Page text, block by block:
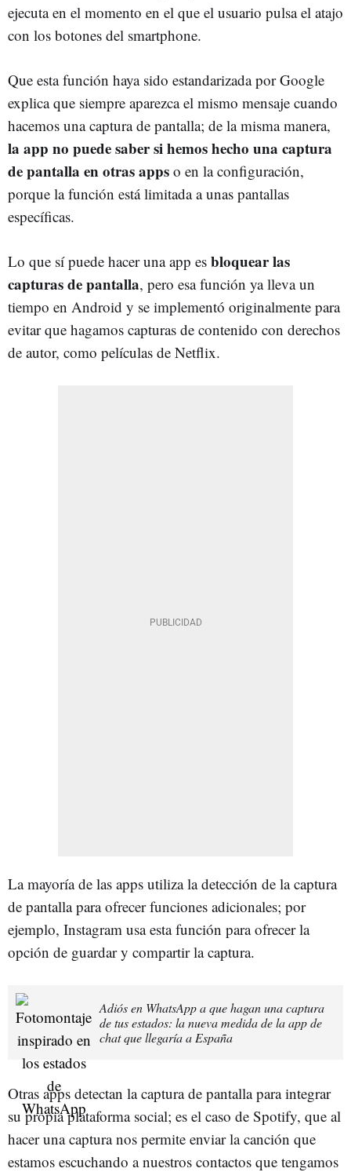
ejecuta en el momento en el que el usuario pulsa el atajo
con los botones del smartphone.
Que esta función haya sido estandarizada por Google
explica que siempre aparezca el mismo mensaje cuando
hacemos una captura de pantalla; de la misma manera,
la app no puede saber si hemos hecho una captura
de pantalla en otras apps o en la configuración,
porque la función está limitada a unas pantallas
específicas.
Lo que sí puede hacer una app es bloquear las
capturas de pantalla, pero esa función ya lleva un
tiempo en Android y se implementó originalmente para
evitar que hagamos capturas de contenido con derechos
de autor, como películas de Netflix.
La mayoría de las apps utiliza la detección de la captura
de pantalla para ofrecer funciones adicionales; por
ejemplo, Instagram usa esta función para ofrecer la
opción de guardar y compartir la captura.
Adiós en WhatsApp a que hagan una captura
de tus estados: la nueva medida de la app de
chat que llegaría a España
Otras apps detectan la captura de pantalla para integrar
su propia plataforma social; es el caso de Spotify, que al
hacer una captura nos permite enviar la canción que
estamos escuchando a nuestros contactos que tengamos